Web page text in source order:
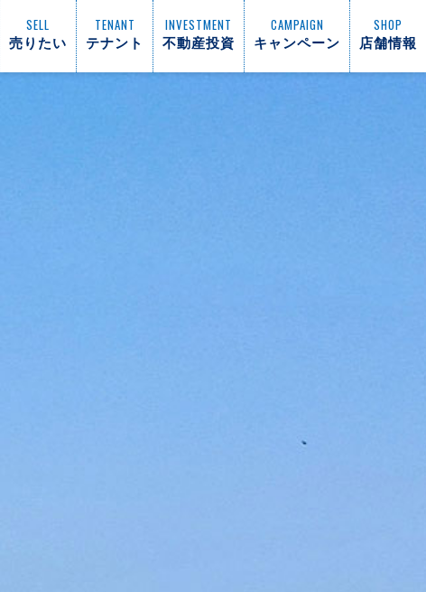
SELL
売りたい
TENANT
テナント
INVESTMENT
不動産投資
CAMPAIGN
キャンペーン
SHOP
店舗情報